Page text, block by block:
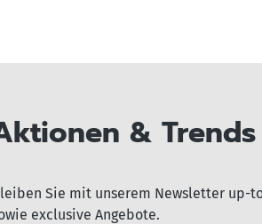
&
Sie mit unserem Newsletter up-
exclusive Angebote.